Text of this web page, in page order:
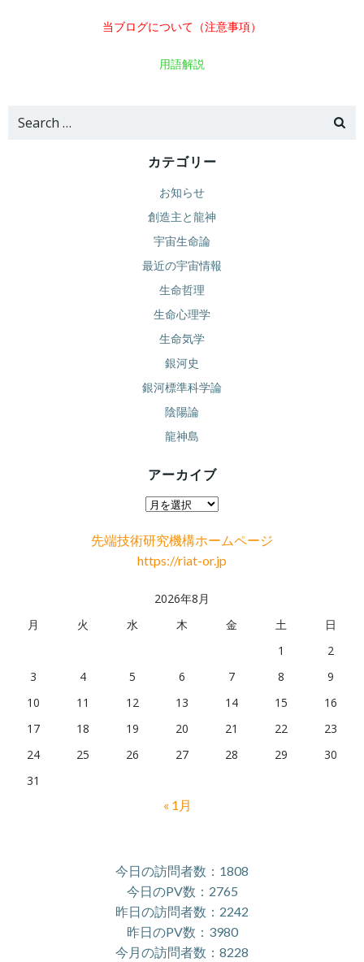
当ブログについて（注意事項）
用語解説
Search
カテゴリー
お知らせ
創造主と龍神
宇宙生命論
最近の宇宙情報
生命哲理
生命心理学
生命気学
銀河史
銀河標準科学論
陰陽論
龍神島
アーカイブ
ア
カ
イ
先端技術研究機構ホームページ
https://riat-or.jp
2026年8月
月
火 水 木 金 土
日
1
2
3
4 5 6 7 8
9
10
11 12 13 14 15
16
17
18 19 20 21 22
23
24
25 26 27 28 29
30
31
« 1月
今日の訪問者数：1808
今日のPV数：2765
昨日の訪問者数：2242
昨日のPV数：3980
今月の訪問者数：8228